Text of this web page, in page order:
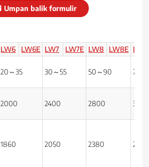
Umpan balik formulir
LW6 LW6E LW7 LW7E LW8 LW8E
20～35 30～55 50～90 70～
2000 2400 2800 3200
1860 2050 2380 2650